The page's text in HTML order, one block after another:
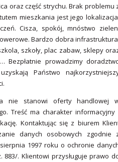
oraz część strychu. Brak problemu
mieszkania jest jego
Cisza, spokój, mnóstwo
Bardzo dobra
szkoły, plac zabaw, sklepy
Bezpłatnie prowadzimy
Państwo
nie stanowi oferty handlowej
Treść ma charakter informacyjny
Kontaktując się z biurem
danych osobowych zgodnie
1997 roku o ochronie
883/. Klientowi przysługuje prawo